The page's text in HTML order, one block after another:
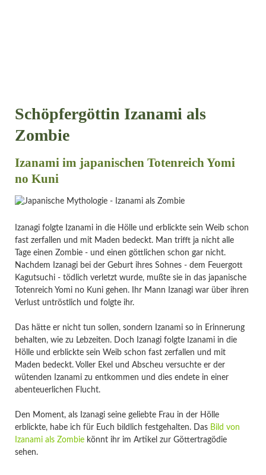
Schöpfergöttin Izanami als
Zombie
Izanami im japanischen Totenreich Yomi
no Kuni
Izanagi folgte Izanami in die Hölle und erblickte sein Weib schon
fast zerfallen und mit Maden bedeckt. Man trifft ja nicht alle
Tage einen Zombie - und einen göttlichen schon gar nicht.
Nachdem Izanagi bei der Geburt ihres Sohnes - dem Feuergott
Kagutsuchi - tödlich verletzt wurde, mußte sie in das japanische
Totenreich Yomi no Kuni gehen. Ihr Mann Izanagi war über ihren
Verlust untröstlich und folgte ihr.
Das hätte er nicht tun sollen, sondern Izanami so in Erinnerung
behalten, wie zu Lebzeiten. Doch Izanagi folgte Izanami in die
Hölle und erblickte sein Weib schon fast zerfallen und mit
Maden bedeckt. Voller Ekel und Abscheu versuchte er der
wütenden Izanami zu entkommen und dies endete in einer
abenteuerlichen Flucht.
Den Moment, als Izanagi seine geliebte Frau in der Hölle
erblickte, habe ich für Euch bildlich festgehalten. Das Bild von
Izanami als Zombiekönnt ihr im Artikel zur Göttertragödie
sehen.